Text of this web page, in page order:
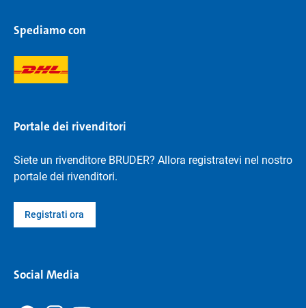
Spediamo con
Portale dei rivenditori
Siete un rivenditore BRUDER? Allora registratevi nel nostro
portale dei rivenditori.
Registrati ora
Social Media